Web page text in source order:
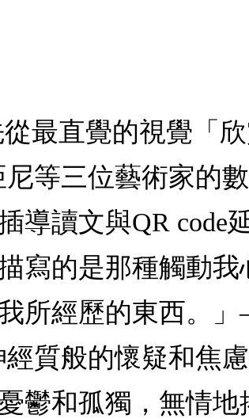
最直覺的視覺「
等三位藝術家的
導讀文與QR code
寫的是那種觸動我
我所經歷的東西。
質般的懷疑和焦
鬱和孤獨，無情地